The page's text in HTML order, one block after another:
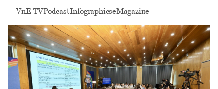
VnE TVPodcastInfographicseMagazine